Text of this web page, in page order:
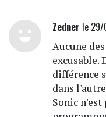
Zedner le 29/
Aucune
excusable.
différence
dans
Sonic n'est